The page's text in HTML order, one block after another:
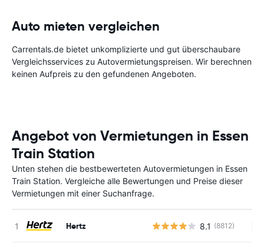
Auto mieten vergleichen
Carrentals.de bietet unkomplizierte und gut überschaubare
Vergleichsservices zu Autovermietungspreisen. Wir berechnen
keinen Aufpreis zu den gefundenen Angeboten.
Angebot von Vermietungen in Essen
Train Station
Unten stehen die bestbewerteten Autovermietungen in Essen
Train Station. Vergleiche alle Bewertungen und Preise dieser
Vermietungen mit einer Suchanfrage.
Hertz 8.1 (8812)